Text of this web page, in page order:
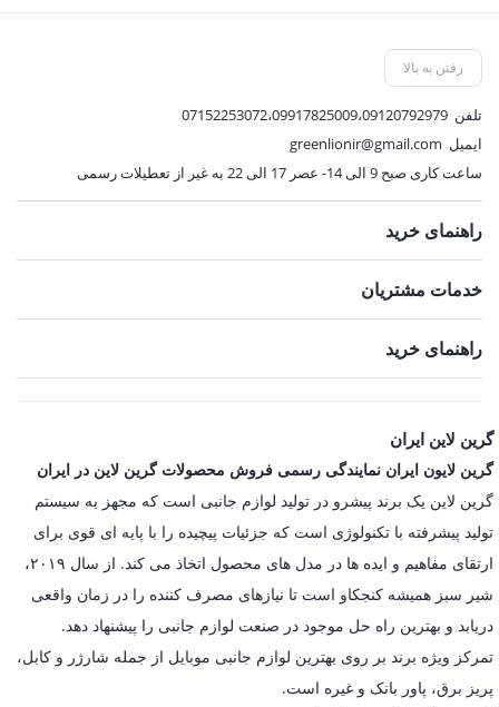
247,500 تومان.
رفتن به بالا
تلفن 07152253072،09917825009،09120792979
ایمیل greenlionir@gmail.com
ساعت کاری صبح 9 الی 14- عصر 17 الی 22 به غیر از تعطیلات رسمی
راهنمای خرید
خدمات مشتریان
راهنمای خرید
گرین لاین ایران
گرین لایون ایران نمایندگی رسمی فروش محصولات گرین لاین در ایران
گرین لاین یک برند پیشرو در تولید لوازم جانبی است که مجهز به سیستم
تولید پیشرفته با تکنولوژی است که جزئیات پیچیده را با پایه ای قوی برای
ارتقای مفاهیم و ایده ها در مدل های محصول اتخاذ می کند. از سال ۲۰۱۹،
شیر سبز همیشه کنجکاو است تا نیازهای مصرف کننده را در زمان واقعی
دریابد و بهترین راه حل موجود در صنعت لوازم جانبی را پیشنهاد دهد.
تمرکز ویژه برند بر روی بهترین لوازم جانبی موبایل از جمله شارژر و کابل،
پریز برق، پاور بانک و غیره است.